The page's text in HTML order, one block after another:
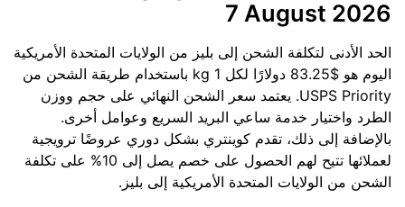
7 August 2026
الحد الأدنى لتكلفة الشحن إلى بليز من الولايات المتحدة الأمريكية
اليوم هو $83.25 دولارًا لكل 1 kg باستخدام طريقة الشحن من
USPS Priority. يعتمد سعر الشحن النهائي على حجم ووزن
الطرد واختيار خدمة ساعي البريد السريع وعوامل أخرى.
بالإضافة إلى ذلك، تقدم كوينتري بشكل دوري عروضًا ترويجية
لعملائها تتيح لهم الحصول على خصم يصل إلى 10% على تكلفة
الشحن من الولايات المتحدة الأمريكية إلى بليز.